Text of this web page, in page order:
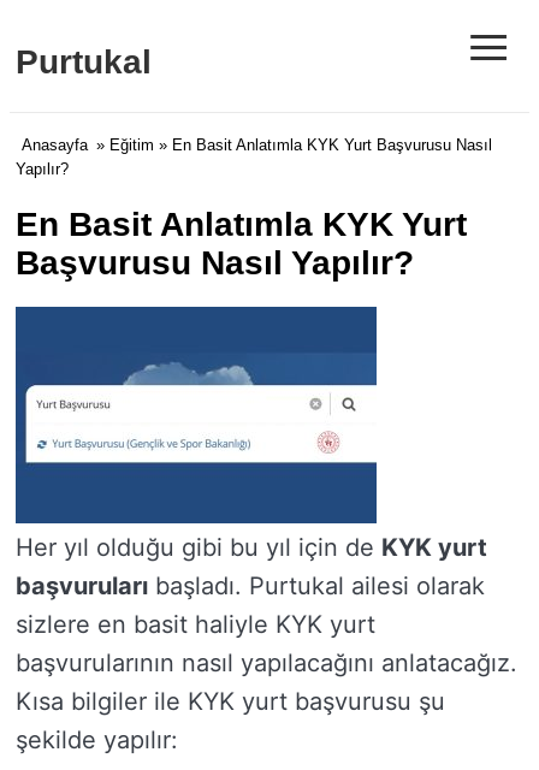
Purtukal ≡
Anasayfa » Eğitim » En Basit Anlatımla KYK Yurt Başvurusu Nasıl
Yapılır?
En Basit Anlatımla KYK Yurt
Başvurusu Nasıl Yapılır?
Her yıl olduğu gibi bu yıl için de KYK yurt
başvuruları başladı. Purtukal ailesi olarak
sizlere en basit haliyle KYK yurt
başvurularının nasıl yapılacağını anlatacağız.
Kısa bilgiler ile KYK yurt başvurusu şu
şekilde yapılır: